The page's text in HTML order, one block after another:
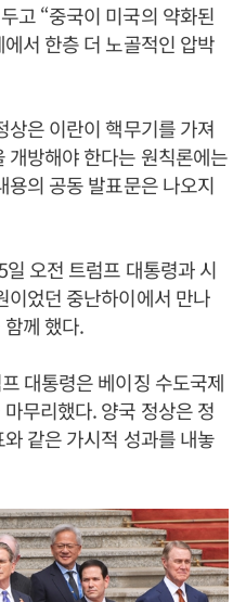
고 “중국이 미국의 약화된
서 한층 더 노골적인 압박
은 이란이 핵무기를 가져
개방해야 한다는 원칙론에는
의 공동 발표문은 나오지
오전 트럼프 대통령과 시
이었던 중난하이에서 만나
께 했다.
대통령은 베이징 수도국제
무리했다. 양국 정상은 정
같은 가시적 성과를 내놓